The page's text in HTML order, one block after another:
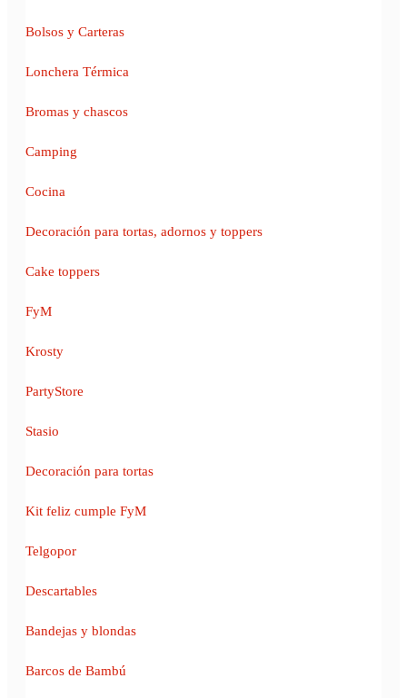
Bolsos y Carteras
Lonchera Térmica
Bromas y chascos
Camping
Cocina
Decoración para tortas, adornos y toppers
Cake toppers
FyM
Krosty
PartyStore
Stasio
Decoración para tortas
Kit feliz cumple FyM
Telgopor
Descartables
Bandejas y blondas
Barcos de Bambú